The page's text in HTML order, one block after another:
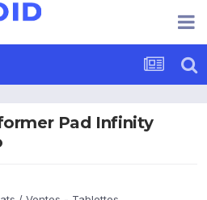
Pad Infinity